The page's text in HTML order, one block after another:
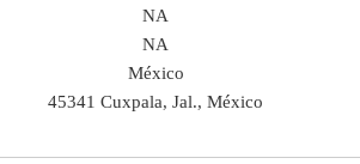
NA
NA
México
45341 Cuxpala, Jal., México